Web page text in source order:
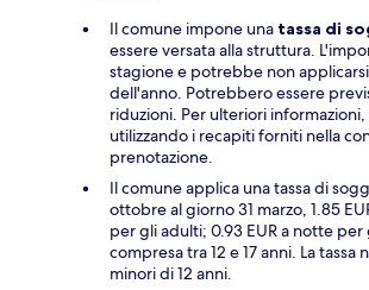
Il comune impone una tassa di
essere versata alla struttura.
stagione e potrebbe non
dell'anno. Potrebbero essere
riduzioni. Per ulteriori
utilizzando i recapiti forniti nella
prenotazione.
Il comune applica una tassa di
ottobre al giorno 31 marzo, 1.85
per gli adulti; 0.93 EUR a notte
compresa tra 12 e 17 anni. La tassa
minori di 12 anni.